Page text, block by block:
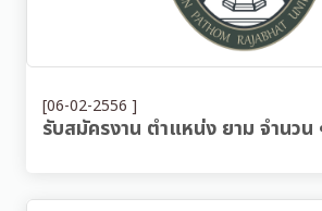
[06-02-2556 ]
รับสมัครงาน ตำแหน่ง ยาม จำนวน